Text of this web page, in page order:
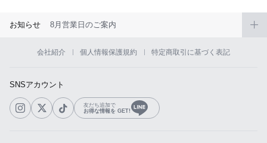
お知らせ 8月営業日のご案内
会社紹介 個人情報保護規約 特定商取引に基づく表記
SNSアカウント
友だち追加で
お得な情報を GET!